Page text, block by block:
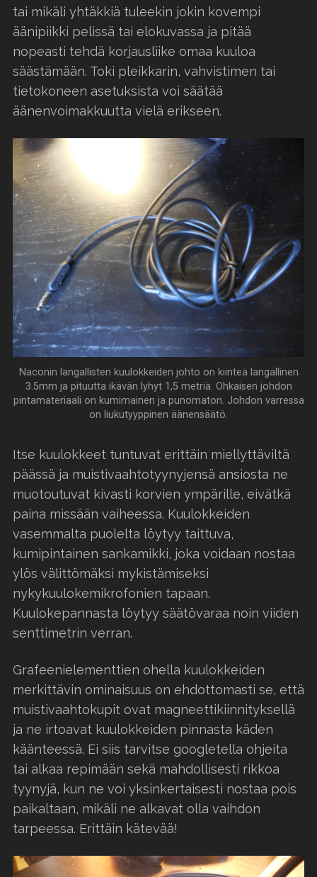
tai mikäli yhtäkkiä tuleekin jokin kovempi
äänipiikki pelissä tai elokuvassa ja pitää
nopeasti tehdä korjausliike omaa kuuloa
säästämään. Toki pleikkarin, vahvistimen tai
tietokoneen asetuksista voi säätää
äänenvoimakkuutta vielä erikseen.
Naconin langallisten kuulokkeiden johto on kiinteä langallinen
3.5mm ja pituutta ikävän lyhyt 1,5 metriä. Ohkaisen johdon
pintamateriaali on kumimainen ja punomaton. Johdon varressa
on liukutyyppinen äänensäätö.
Itse kuulokkeet tuntuvat erittäin miellyttäviltä
päässä ja muistivaahtotyynyjensä ansiosta ne
muotoutuvat kivasti korvien ympärille, eivätkä
paina missään vaiheessa. Kuulokkeiden
vasemmalta puolelta löytyy taittuva,
kumipintainen sankamikki, joka voidaan nostaa
ylös välittömäksi mykistämiseksi
nykykuulokemikrofonien tapaan.
Kuulokepannasta löytyy säätövaraa noin viiden
senttimetrin verran.
Grafeenielementtien ohella kuulokkeiden
merkittävin ominaisuus on ehdottomasti se, että
muistivaahtokupit ovat magneettikiinnityksellä
ja ne irtoavat kuulokkeiden pinnasta käden
käänteessä. Ei siis tarvitse googletella ohjeita
tai alkaa repimään sekä mahdollisesti rikkoa
tyynyjä, kun ne voi yksinkertaisesti nostaa pois
paikaltaan, mikäli ne alkavat olla vaihdon
tarpeessa. Erittäin kätevää!